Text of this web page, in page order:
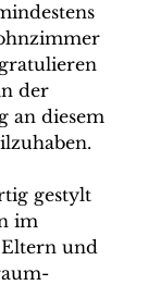
der
an diesem
gestylt
im
und